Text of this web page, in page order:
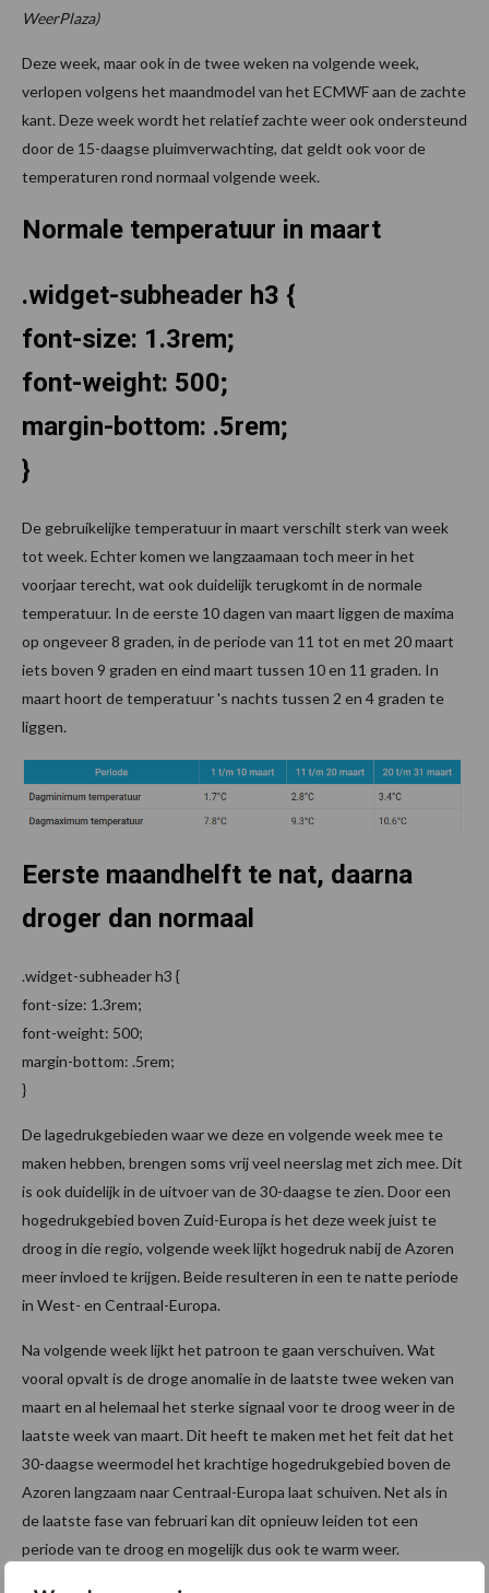
WeerPlaza)
Deze week, maar ook in de twee weken na volgende week,
verlopen volgens het maandmodel van het ECMWF aan de zachte
kant. Deze week wordt het relatief zachte weer ook ondersteund
door de 15-daagse pluimverwachting, dat geldt ook voor de
temperaturen rond normaal volgende week.
Normale temperatuur in maart
.widget-subheader h3 {
font-size: 1.3rem;
font-weight: 500;
margin-bottom: .5rem;
}
De gebruikelijke temperatuur in maart verschilt sterk van week
tot week. Echter komen we langzaamaan toch meer in het
voorjaar terecht, wat ook duidelijk terugkomt in de normale
temperatuur. In de eerste 10 dagen van maart liggen de maxima
op ongeveer 8 graden, in de periode van 11 tot en met 20 maart
iets boven 9 graden en eind maart tussen 10 en 11 graden. In
maart hoort de temperatuur 's nachts tussen 2 en 4 graden te
liggen.
Eerste maandhelft te nat, daarna
droger dan normaal
.widget-subheader h3 {
font-size: 1.3rem;
font-weight: 500;
margin-bottom: .5rem;
}
De lagedrukgebieden waar we deze en volgende week mee te
maken hebben, brengen soms vrij veel neerslag met zich mee. Dit
is ook duidelijk in de uitvoer van de 30-daagse te zien. Door een
hogedrukgebied boven Zuid-Europa is het deze week juist te
droog in die regio, volgende week lijkt hogedruk nabij de Azoren
meer invloed te krijgen. Beide resulteren in een te natte periode
in West- en Centraal-Europa.
Na volgende week lijkt het patroon te gaan verschuiven. Wat
vooral opvalt is de droge anomalie in de laatste twee weken van
maart en al helemaal het sterke signaal voor te droog weer in de
laatste week van maart. Dit heeft te maken met het feit dat het
30-daagse weermodel het krachtige hogedrukgebied boven de
Azoren langzaam naar Centraal-Europa laat schuiven. Net als in
de laatste fase van februari kan dit opnieuw leiden tot een
periode van te droog en mogelijk dus ook te warm weer.